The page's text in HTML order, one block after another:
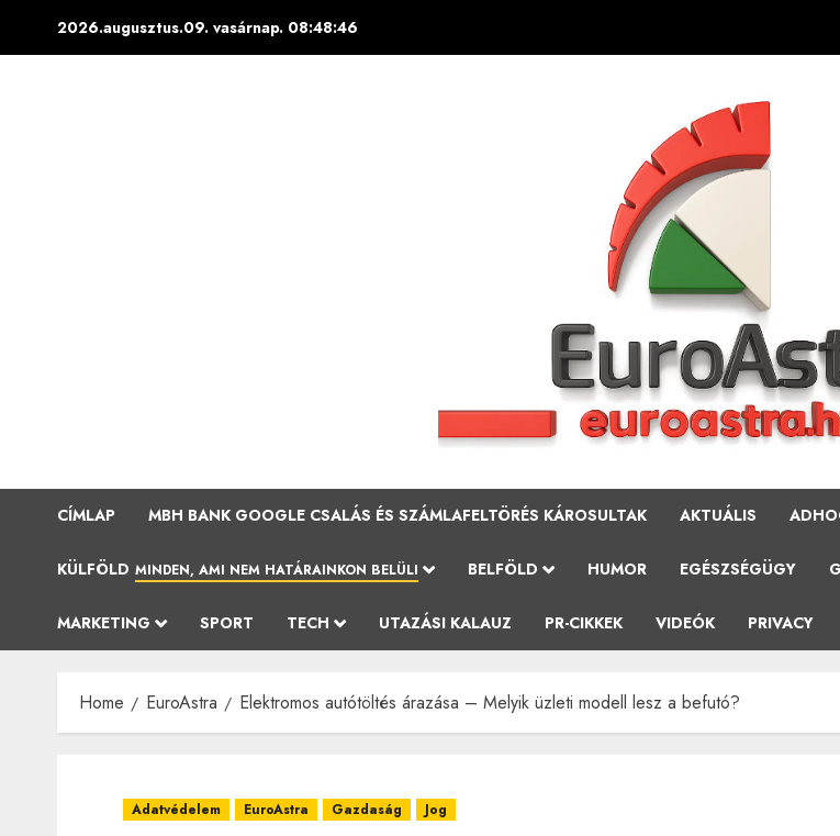
2026.augusztus.09. vasárnap. 08:48:47
CÍMLAP MBH BANK GOOGLE CSALÁS ÉS SZÁMLAFELTÖRÉS KÁROSULTAK AKTUÁLIS
KÜLFÖLD MINDEN, AMI NEM HATÁRAINKON BELÜLI BELFÖLD HUMOR EGÉSZSÉGÜGY
MARKETING SPORT TECH UTAZÁSI KALAUZ PR-CIKKEK VIDEÓK PRIVACY
Home EuroAstra Elektromos autótöltés árazása – Melyik üzleti modell lesz a befutó?
Adatvédelem EuroAstra Gazdaság Jog